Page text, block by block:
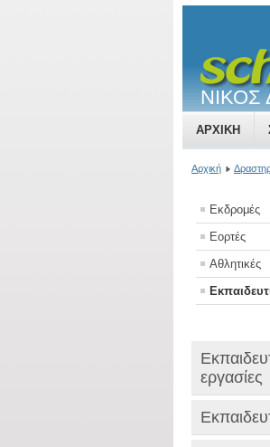
ΑΡΧΙΚΉ
Αρχική
Εκδρομές
Εορτές
Αθλητικές
εργασίες